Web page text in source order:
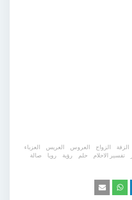
الزفة الزواج العروس العريس
العزباء
تفسير الاحلام حلم رؤية رويا
صالة